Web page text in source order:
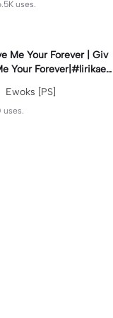
uses.
Me Your Forever | Giv
Your Forever|#lirikaes
Ewoks [PS]
uses.